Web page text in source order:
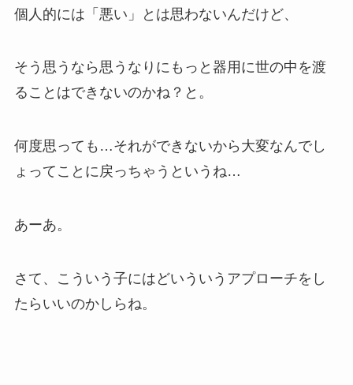
個人的には「悪い」とは思わないんだけど、
そう思うなら思うなりにもっと器用に世の中を渡
ることはできないのかね？と。
何度思っても…それができないから大変なんでし
ょってことに戻っちゃうというね…
あーあ。
さて、こういう子にはどいういうアプローチをし
たらいいのかしらね。